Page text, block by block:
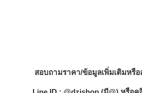
สอบถามราคา/ข้อมูลเพิ่มเติมหรื